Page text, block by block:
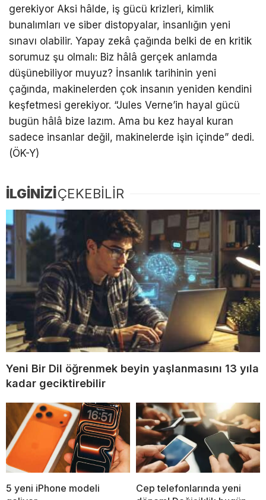
gerekiyor Aksi hâlde, iş gücü krizleri, kimlik
bunalımları ve siber distopyalar, insanlığın yeni
sınavı olabilir. Yapay zekâ çağında belki de en kritik
sorumuz şu olmalı: Biz hâlâ gerçek anlamda
düşünebiliyor muyuz? İnsanlık tarihinin yeni
çağında, makinelerden çok insanın yeniden kendini
keşfetmesi gerekiyor. “Jules Verne’in hayal gücü
bugün hâlâ bize lazım. Ama bu kez hayal kuran
sadece insanlar değil, makinelerde işin içinde” dedi.
(ÖK-Y)
İLGİNİZİÇEKEBİLİR
Yeni Bir Dil öğrenmek beyin yaşlanmasını 13 yıla
kadar geciktirebilir
5 yeni iPhone modeli
Cep telefonlarında yeni